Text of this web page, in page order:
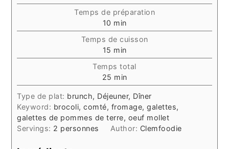
Temps de préparation
10 minutes
min
Temps de cuisson
15 minutes
min
Temps total
25 minutes
min
Type de plat: brunch, Déjeuner, Dîner
Keyword: brocoli, comté, fromage, galettes,
galettes de pommes de terre, oeuf mollet
Servings: 2 personnes Author: Clemfoodie